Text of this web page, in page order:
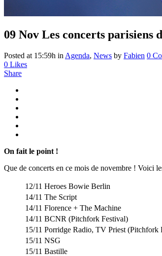
09 Nov Les concerts parisiens
Posted at 15:59h in Agenda, News by Fabien 0
0 Likes
Share
On fait le point !
Que de concerts en ce mois de novembre ! Voici
12/11 Heroes Bowie Berlin
14/11 The Script
14/11 Florence + The Machine
14/11 BCNR (Pitchfork Festival)
15/11 Porridge Radio, TV Priest (Pitchfork
15/11 NSG
15/11 Bastille